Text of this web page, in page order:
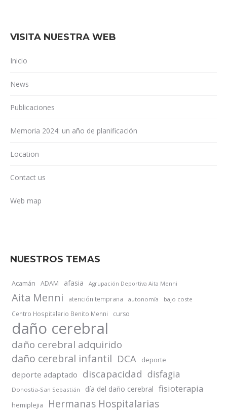
VISITA NUESTRA WEB
Inicio
News
Publicaciones
Memoria 2024: un año de planificación
Location
Contact us
Web map
NUESTROS TEMAS
Acamán ADAM afasia Agrupación Deportiva Aita Menni
Aita Menni atención temprana autonomía bajo coste
Centro Hospitalario Benito Menni curso
daño cerebral
daño cerebral adquirido
daño cerebral infantil DCA deporte
deporte adaptado discapacidad disfagia
Donostia-San Sebastián día del daño cerebral fisioterapia
hemiplejia Hermanas Hospitalarias